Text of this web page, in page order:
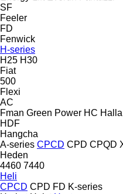
SF
Feeler
FD
Fenwick
H-series
H25 H30
Fiat
500
Flexi
AC
Fman Green Power HC Halla
HDF
Hangcha
A-series CPCD CPD CPQD
Heden
4460 7440
Heli
CPCD CPD FD K-series